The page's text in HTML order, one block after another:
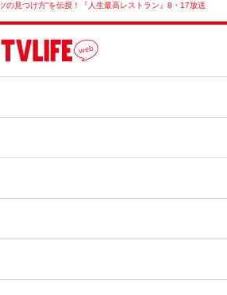
の見つけ方”を伝授！『人生最高レストラン』8・17放送